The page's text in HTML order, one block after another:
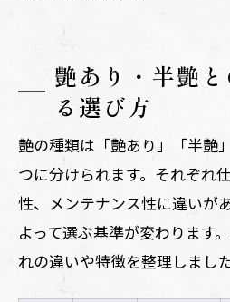
艶あり・半艶
る選び方
艶の種類は「艶あり」「半艶
つに分けられます。それぞれ
性、メンテナンス性に違いが
よって選ぶ基準が変わります
れの違いや特徴を整理しました